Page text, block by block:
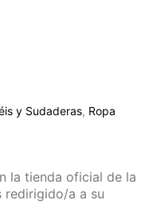
y Sudaderas, Ropa
la tienda oficial de la
redirigido/a a su